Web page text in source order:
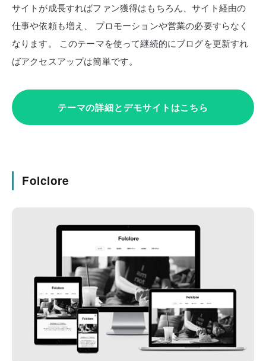
サイトが成長すればファン獲得はもちろん、サイト経由の
仕事や依頼も増え、
プロモーションや営業の必要すらなく
なります。
このテーマを使って継続的にブログを更新すれ
ばアクセスアップは簡単です。
テーマの詳細とデモサイトはこちら
Folclore